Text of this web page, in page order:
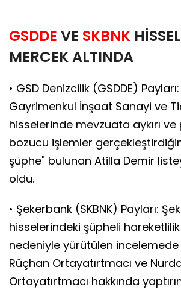
GSDDE VE SKBNK
MERCEK ALTINDA
• GSD Denizcilik (GSDDE)
Gayrimenkul İnşaat Sanayi ve
hisselerinde mevzuata aykırı ve
bozucu işlemler
şüphe" bulunan Atilla Demir
oldu.
• Şekerbank (SKBNK) Payları:
hisselerindeki şüpheli
nedeniyle yürütülen
Rüçhan Ortayatırtmacı ve
Ortayatırtmacı hakkında